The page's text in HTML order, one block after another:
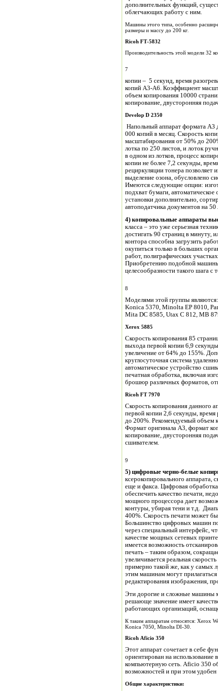
дополнительных функций,
облегчающих работу с ним.
Машины этого типа, особенно
размеры и массу до 200 кг.
Ricoh FT-5832
Производительность этой модели 32
7
копии – 5 секунд, время
копий А3-А6. Коэффициент
объем копирования 10000
копирование, двусторонняя
Develop D 2350
Напольный аппарат формата А3
000 копий в месяц. Скорость
масштабирования от 50% до
лотка по 250 листов, и лоток
в одном из лотков, процесс
копии не более 7,2 секунды,
рециркуляции тонера позволяет
выделение озона, обусловлено
Имеются следующие опции:
подхват бумаги,
установки дополнительно,
автоподатчика документов на 50
4) копировальные аппараты
класса – это уже серьезная
достигать 90 страниц в минуту,
контора способна загрузить
окупиться только в больших
работ, полиграфических
Приобретению подобной
целесообразности такого шага с
8
Моделями этой группы
Konica 5370, Minolta EP 8010,
Mita DC 8585, Utax C 812, MB
Xerox 5885
Скорость копирования 85
выхода первой копии 6,9
увеличение от 64% до 155%.
круглосуточная система
автоматическое устройство
печатная обработка, включая
брошюр различных форматов,
Ricoh FT7970
Скорость копирования данного
первой копии 2,6 секунды,
до 200%. Рекомендуемый объем
Формат оригинала А3, формат
копирование, двусторонняя
сшивателем.
9
5) цифровые черно-белые
ксерокопировального аппарата,
еще и факса. Цифровая
обеспечить качество печати,
мощного процессора дает
контуры, убирая тени и т.д.
400%. Скорость печати может
Большинство цифровых машин
через специальный интерфейс,
качестве мощных сетевых
имеется возможность
печать – таким образом,
увеличивается реальная
примерно такой же, как у самых
этим машинам могут
редактирования изображения,
Эти дорогие и сложные машины
решающе значение имеет
работающих организаций,
К таким аппаратам относятся: Xerox
Konica 7050, Minolta DI-30.
Ricoh Aficio 350
Этот аппарат сочетает в себе
ориентирован на использование
компьютерную сеть. Aficio 350
возможностей и при этом
Общие характеристики: